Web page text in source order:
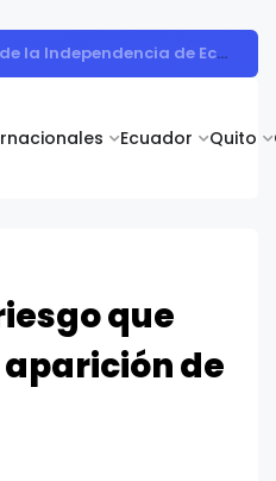
Ecuador Quito
Vita Alimentos destaca el trabajo del campo como el primer paso hacia productos de excelencia.
que
de